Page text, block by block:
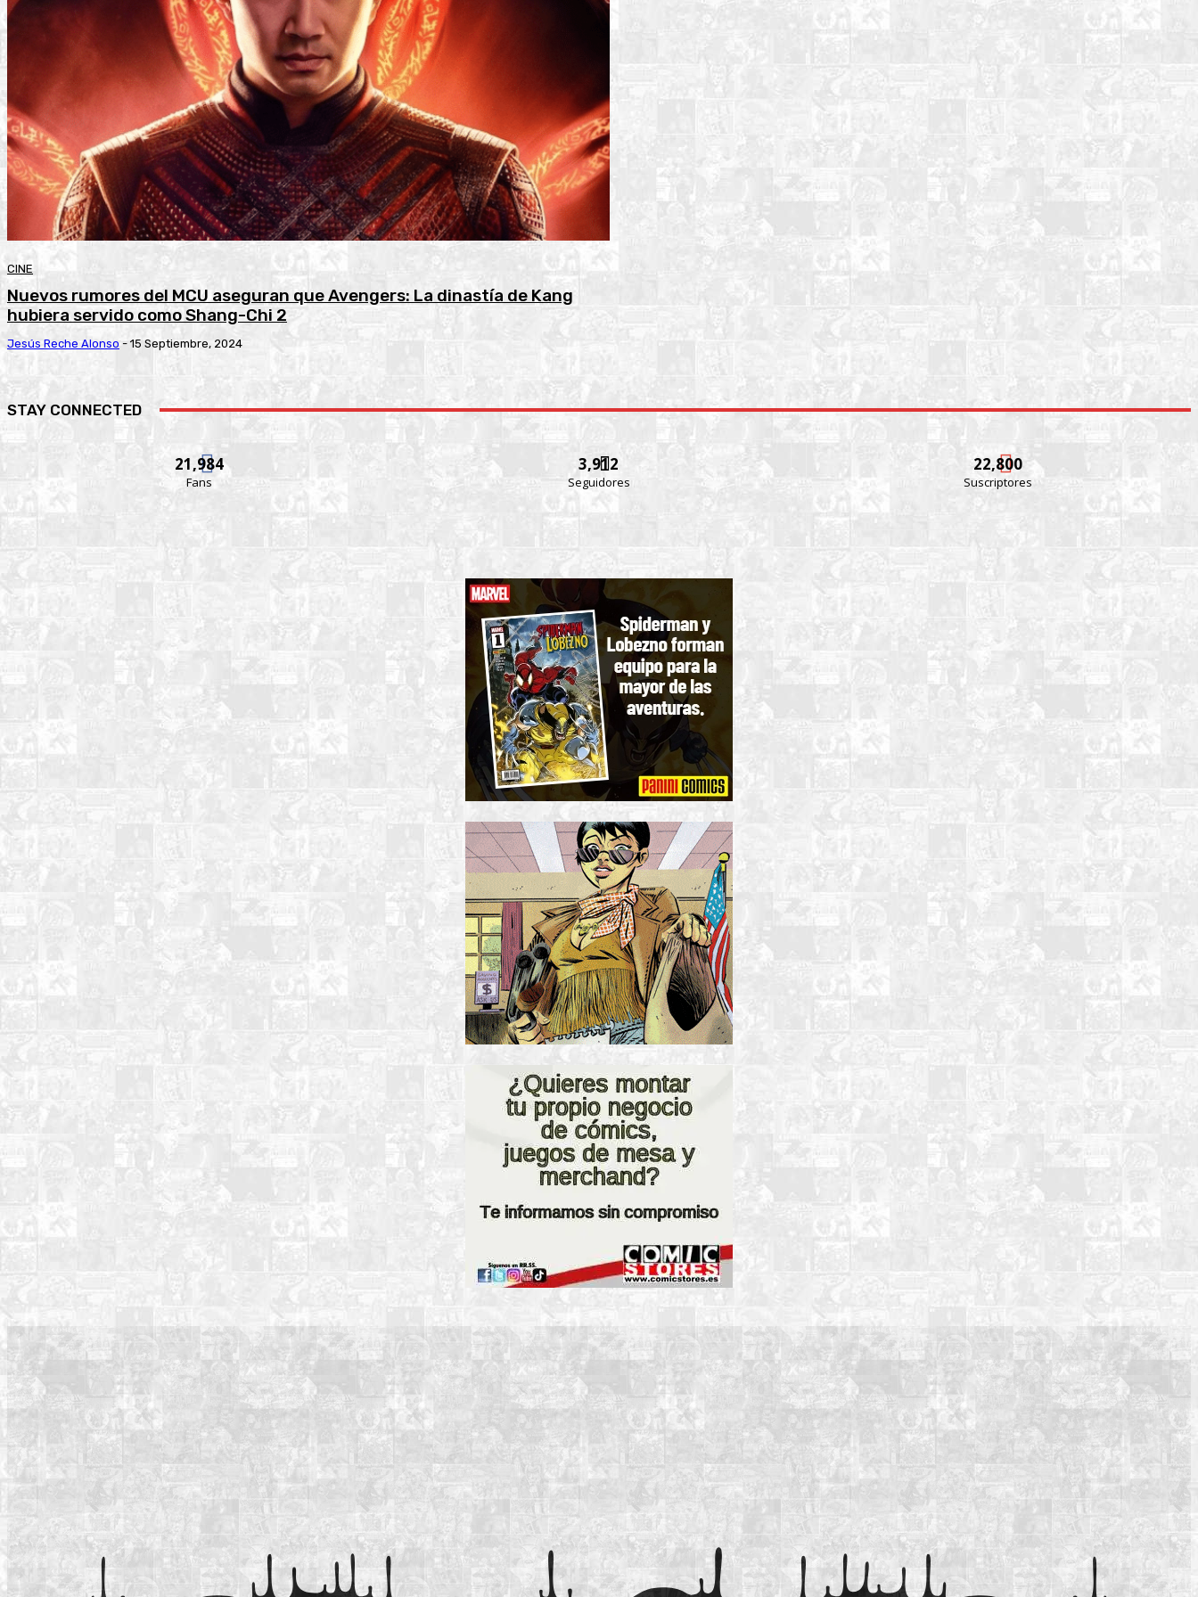
CINE
Nuevos rumores del MCU aseguran que Avengers: La dinastía de Kang
hubiera servido como Shang-Chi 2
Jesús Reche Alonso - 15 Septiembre, 2024
STAY CONNECTED
21,984
Fans
3,912
Seguidores
22,800
Suscriptores